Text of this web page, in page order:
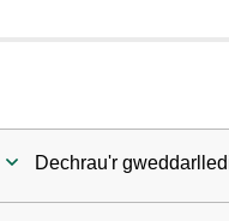
Dechrau'r